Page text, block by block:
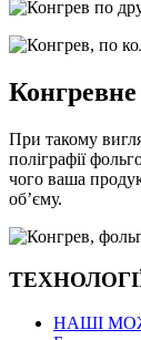
При такому
поліграфії
чого ваша
об’єму.
НАШІ